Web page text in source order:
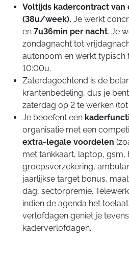
Voltijds kadercontract van
(38u/week). Je werkt
en 7u36min per nacht. Je
zondagnacht tot
autonoom en werkt
10:00u.
Zaterdagochtend is de
krantenbedeling, dus je
zaterdag op 2 te werken
Je beoefent een
organisatie met een
extra-legale voordelen
met tankkaart, laptop, gsm,
groepsverzekering,
jaarlijkse target bonus,
dag, sectorpremie.
indien de agenda het
verlofdagen geniet je
kaderverlofdagen.